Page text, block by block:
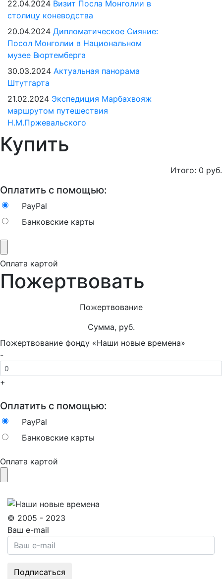
22.04.2024 Визит Посла Монголии в
столицу коневодства
20.04.2024 Дипломатическое Сияние:
Посол Монголии в Национальном
музее Вюртемберга
30.03.2024 Актуальная панорама
Штутгарта
21.02.2024 Экспедиция Марбахвояж
маршрутом путешествия
Н.М.Пржевальского
Купить
Итого: 0 руб.
Оплатить с помощью:
PayPal
Банковские карты
Оплата картой
Пожертвовать
Пожертвование
Сумма, руб.
Пожертвование фонду «Наши новые времена»
-
+
Оплатить с помощью:
PayPal
Банковские карты
Оплата картой
© 2005 - 2023
Ваш e-mail